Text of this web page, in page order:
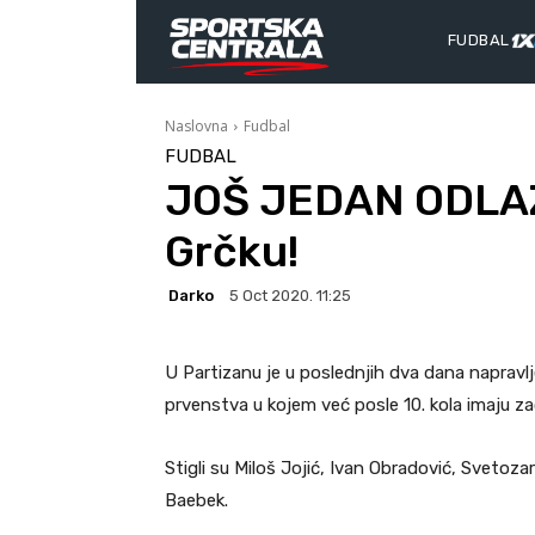
FUDBAL
Naslovna Fudbal
FUDBAL
JOŠ JEDAN
Grčku!
Darko 5 Oct 2020. 11:25
U Partizanu je u poslednjih dva dana
prvenstva u kojem već posle 10. kola imaju
Stigli su Miloš Jojić, Ivan Obradović,
Baebek.